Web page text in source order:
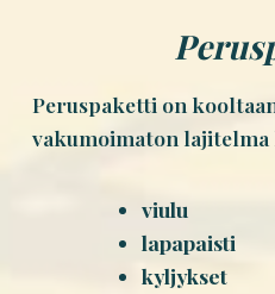
Peruspaketti on
vakumoimaton
viulu
lapapaisti
kyljykset